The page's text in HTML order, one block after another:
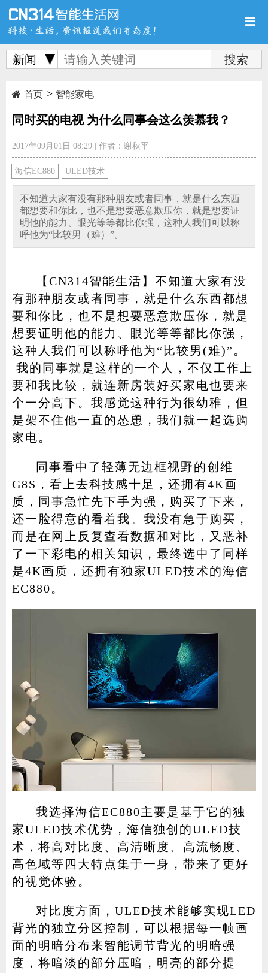
首页
导购
图赏 游记 直播
家电 技巧 作者
登录 注册
新闻
首页> 智能家电
同时买的电视 为什么同事会这么羡慕我？
2017年09月01日 08:29| 作者：谢秋平
海信EC880 ULED技术
不知道大家有没有那种朋友或者同事，就是什么东西
都想要和你比，也不是想要恶意欺压你，就是想要证
明他的能力、眼光等等都比你强，这种人我们可以称
呼他为“比较男（难）”。
【CN314智能生活】不知道大家有没
有那种朋友或者同事，就是什么东西都想
要和你比，也不是想要恶意欺压你，就是
想要证明他的能力、眼光等等都比你强，
这种人我们可以称呼他为“比较男(难)”。
我的同事就是这样的一个人，不仅工作上
要和我比较，就连新房装好买家电也要来
个一分高下。我感觉这种行为很幼稚，但
是架不住他一直的怂恿，我们就一起选购
家电。
同事看中了轻薄无边框视野的创维
G8S，看上去科技感十足，还拥有4K画
质，同事急忙先下手为强，购买了下来，
还一脸得意的看着我。我没有急于购买，
而是在网上反复查看数据和对比，又恶补
了一下彩电的相关知识，最终选中了同样
是4K画质，还拥有独家ULED技术的海信
EC880。
我选择海信EC880主要是基于它的独
家ULED技术优势，海信独创的ULED技
术，将高对比度、高清晰度、高流畅度、
高色域等四大特点集于一身，带来了更好
的视觉体验。
对比度方面，ULED技术能够实现LED
背光的独立分区控制，可以根据每一帧画
面的明暗分布来智能调节背光的明暗强
度，将暗淡的部分压暗，明亮的部分提